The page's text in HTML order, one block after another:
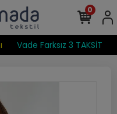
Vade Farksız 3 TAKSİT
0